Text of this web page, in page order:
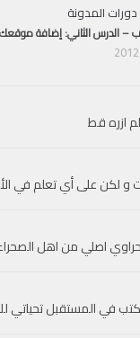
المدونة
الدرس الثاني: إضافة موقعك
قط
على أي تعلم في الأول
اصلي من اهل الصحراء
في المستقبل تحياتي لك